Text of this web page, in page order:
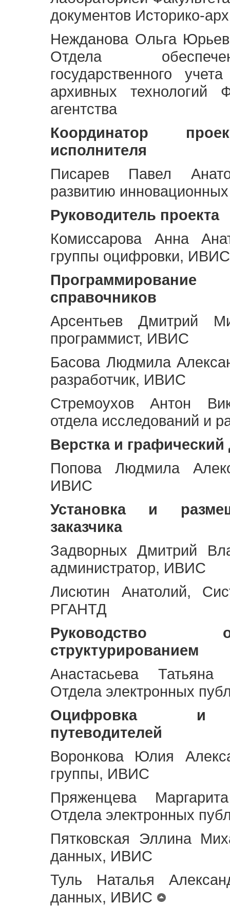
документов Историко-
Нежданова Ольга
Отдела
государственного
архивных технологий
агентства
Координатор
исполнителя
Писарев Павел
развитию
Руководитель проекта
Комиссарова Анна
группы оцифровки, ИВИС
Программирование
справочников
Арсентьев Дмитрий
программист, ИВИС
Басова Людмила
разработчик, ИВИС
Стремоухов Антон
отдела исследований и
Верстка и графический
Попова Людмила
ИВИС
Установка и
заказчика
Задворных Дмитрий
администратор, ИВИС
Лисютин Анатолий,
РГАНТД
Руководство
структурированием
Анастасьева Татьяна
Отдела электронных
Оцифровка и
путеводителей
Воронкова Юлия
группы, ИВИС
Пряженцева
Отдела электронных
Пятковская Эллина
данных, ИВИС
Туль Наталья
данных, ИВИС